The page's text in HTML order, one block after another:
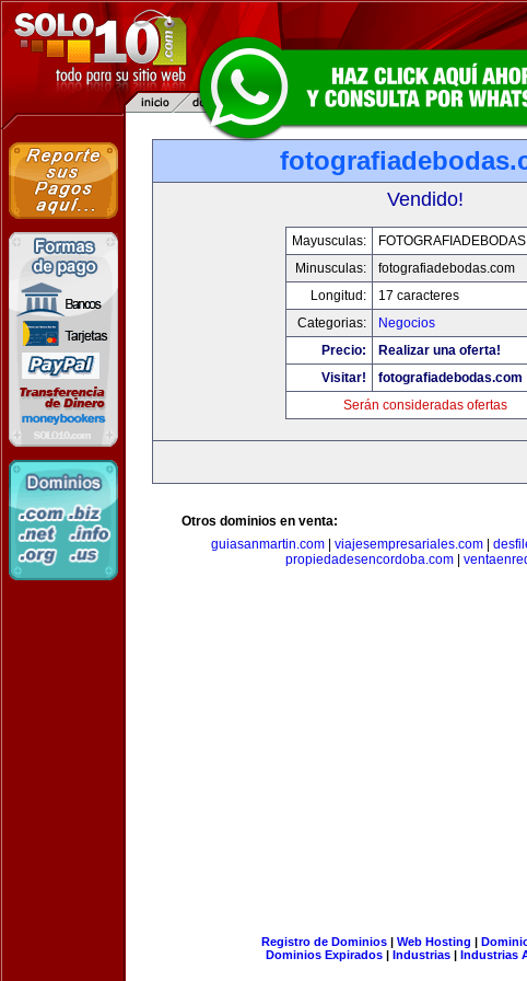
Vendido!
Mayusculas:
Minusculas:
fotografiadebodas.com
Longitud:
17 caracteres
Categorias:
Negocios
Precio:
Realizar una oferta!
Visitar!
fotografiadebodas.com
Serán consideradas ofertas
Otros dominios en venta:
guiasanmartin.com| viajesempresariales.com|
propiedadesencordoba.com|
Registro de Dominios| Web Hosting |
Dominios Expirados | Industrias | Industrias